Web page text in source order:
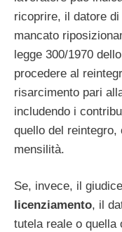
ricoprire, il datore
mancato
legge 300/1970
procedere al
risarcimento pari
includendo i
quello del reintegro,
mensilità.
Se, invece, il
licenziamento, il
tutela reale o quella